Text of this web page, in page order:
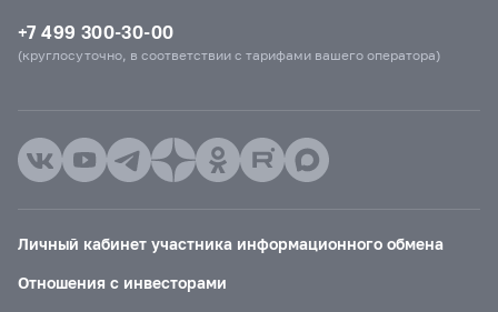
+7 499 300-30-00
(круглосуточно, в соответствии с тарифами вашего оператора)
Личный кабинет участника информационного обмена
Отношения с инвесторами